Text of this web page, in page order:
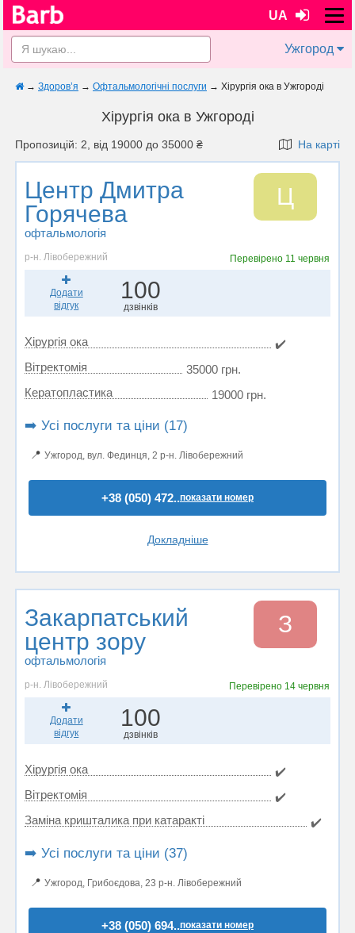
UA
Ужгород
→ Здоров’я → Офтальмологічні послуги → Хірургія ока в Ужгороді
Хірургія ока в Ужгороді
Пропозицій: 2, від 19000 до 35000 ₴ На карті
Центр Дмитра
Горячева
офтальмологія
Ц
р-н. Лівобережний Перевірено 11 червня
Додати
відгук
100
дзвінків
Хірургія ока
✔️
Вітректомія
35000 грн.
Кератопластика
19000 грн.
➡️ Усі послуги та ціни (17)
📍 Ужгород, вул. Фединця, 2 р-н. Лівобережний
+38 (050) 472..показати номер
Докладніше
Закарпатський
центр зору
офтальмологія
З
р-н. Лівобережний Перевірено 14 червня
Додати
відгук
100
дзвінків
Хірургія ока
✔️
Вітректомія
✔️
Заміна кришталика при катаракті
✔️
➡️ Усі послуги та ціни (37)
📍 Ужгород, Грибоєдова, 23 р-н. Лівобережний
+38 (050) 694..показати номер